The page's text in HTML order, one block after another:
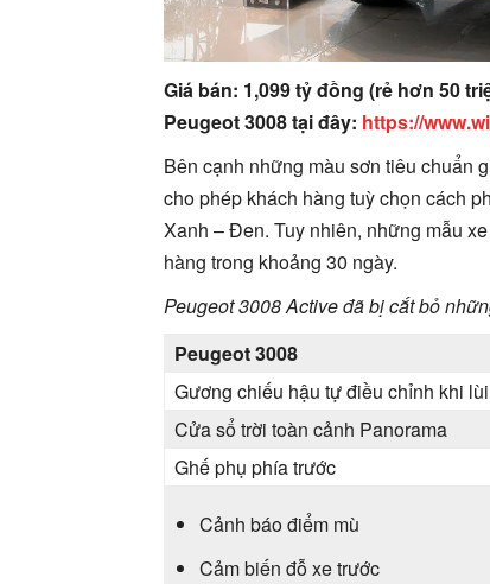
Giá bán: 1,099 tỷ đồng (rẻ hơn 50
Peugeot 3008 tại đây: https://
Bên cạnh những màu sơn tiêu chuẩn
cho phép khách hàng tuỳ chọn cách
Xanh – Đen. Tuy nhiên, những mẫu
hàng trong khoảng 30 ngày.
Peugeot 3008 Active đã bị cắt bỏ
Peugeot 3008
Gương chiếu hậu tự điều chỉnh khi lùi
Cửa sổ trời toàn cảnh Panorama
Ghế phụ phía trước
Cảnh báo điểm mù
Cảm biến đỗ xe trước